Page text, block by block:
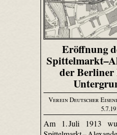
Eröffnung
der Berliner
Verein Deutscher
Am 1. Juli 1913